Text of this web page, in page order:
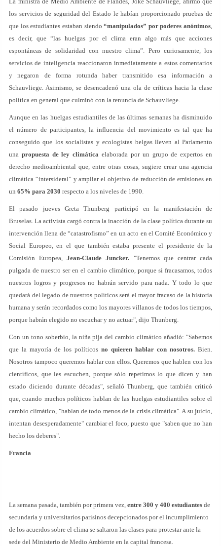
los servicios de seguridad del Estado le habían proporcionado pruebas de
que los estudiantes estaban siendo “manipulados” por poderes anónimos,
es decir, que “las huelgas por el clima eran algo más que acciones
espontáneas de solidaridad con nuestro clima”. Pero curiosamente, los
servicios de inteligencia reaccionaron inmediatamente a estos comentarios
y negaron de forma rotunda haber transmitido esa información a
Schauvliege. Asimismo, se desencadenó una ola de críticas hacia la clase
política en general que culminó con la renuncia de Schauvliege.
Aunque en las huelgas estudiantiles de las últimas semanas ha disminuido
el número de participantes, la influencia del movimiento es tal que ha
conseguido que los socialistas y ecologistas belgas lleven al Parlamento
una propuesta de ley climática elaborada por un grupo de expertos en
derecho medioambiental que, entre otras cosas, sugiere crear una agencia
climática “intersideral” y ampliar el objetivo de reducción de emisiones en
un 65% para 2030 respecto a los niveles de 1990.
El pasado jueves Greta Thunberg participó en la manifestación de
Bruselas. La activista cargó contra la inacción de la clase política durante su
intervención llena de “catastrofismo” en un acto en el Comité Económico y
Social Europeo, en el que también estaba presente el presidente de la
Comisión Europea,Jean-Claude Juncker. "Tenemos que centrar cada
pulgada de nuestro ser en el cambio climático, porque si fracasamos, todos
nuestros logros y progresos no habrán servido para nada. Y todo lo que
quedará del legado de nuestros políticos será el mayor fracaso de la historia
humana y serán recordados como los mayores villanos de todos los tiempos,
porque habrán elegido no escuchar y no actuar", dijo Thunberg.
Con un tono soberbio, la niña pija del cambio climático añadió: "Sabemos
que la mayoría de los políticos no quieren hablar con nosotros. Bien.
Nosotros tampoco queremos hablar con ellos. Queremos que hablen con los
científicos, que les escuchen, porque sólo repetimos lo que dicen y han
estado diciendo durante décadas", señaló Thunberg, que también criticó
que, cuando muchos políticos hablan de las huelgas estudiantiles sobre el
cambio climático, "hablan de todo menos de la crisis climática". A su juicio,
intentan desesperadamente" cambiar el foco, puesto que "saben que no han
hecho los deberes".
Francia
La semana pasada, también por primera vez, entre 300 y 400 estudiantes de
secundaria y universitarios parisinos decepcionados por el incumplimiento
de los acuerdos sobre el clima se saltaron las clases para protestar ante la
sede del Ministerio de Medio Ambiente en la capital francesa.